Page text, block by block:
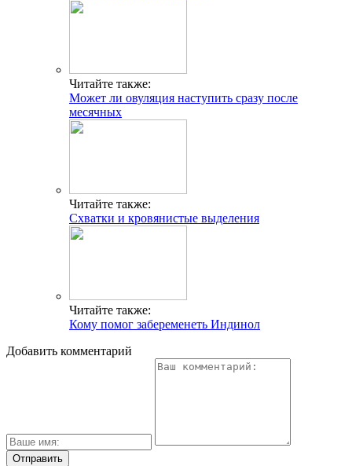
Читайте также:
Может ли овуляция наступить сразу после
месячных
Читайте также:
Схватки и кровянистые выделения
Читайте также:
Кому помог забеременеть Индинол
Добавить комментарий